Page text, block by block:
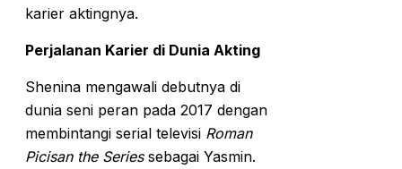
karier aktingnya.
Perjalanan Karier di Dunia Akting
Shenina mengawali debutnya di
dunia seni peran pada 2017 dengan
membintangi serial televisi Roman
Picisan the Seriessebagai Yasmin.